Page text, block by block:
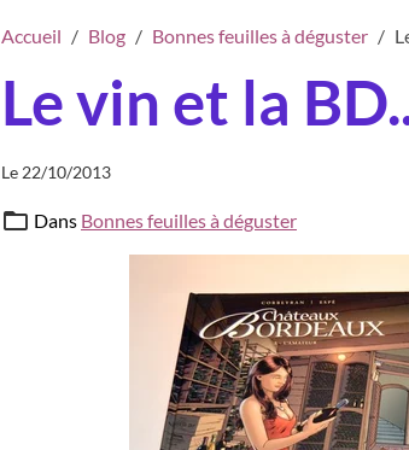
Accueil Blog Bonnes feuilles à déguster
Le vin et la
Le 22/10/2013
Dans Bonnes feuilles à déguster